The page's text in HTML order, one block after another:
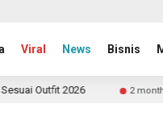
Viral News Bisnis
Outfit 2026 2 month